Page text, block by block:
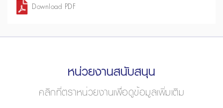
Download PDF
หน่วยงานสนับสนุน
คลิกที่ตราหน่วยงานเพื่อดูข้อมูลเพิ่มเติม